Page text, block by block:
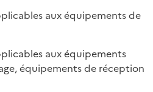
aux équipements de
aux équipements
équipements de réception